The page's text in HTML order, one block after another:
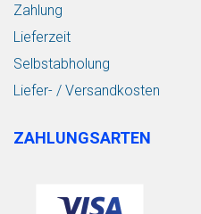
Zahlung
Lieferzeit
Selbstabholung
Liefer- / Versandkosten
ZAHLUNGSARTEN